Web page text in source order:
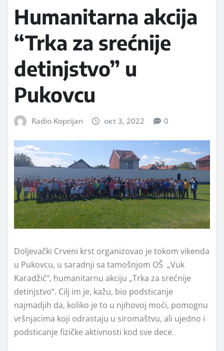
Humanitarna akcija
“Trka za srećnije
detinjstvo” u
Pukovcu
Radio Koprijan окт 3, 2022 0
Doljevački Crveni krst organizovao je tokom vikenda
u Pukovcu, u saradnji sa tamošnjom OŠ „Vuk
Karadžić“, humanitarnu akciju „Trka za srećnije
detinjstvo“. Cilj im je, kažu, bio podsticanje
najmadjih da, koliko je to u njihovoj moći, pomognu
vršnjacima koji odrastaju u siromaštvu, ali ujedno i
podsticanje fizičke aktivnosti kod sve dece.